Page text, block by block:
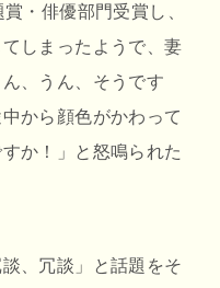
・俳優部門受賞し、
しまったようで、妻
、うん、そうです
から顔色がかわって
か！」と怒鳴られた
、冗談」と話題をそ